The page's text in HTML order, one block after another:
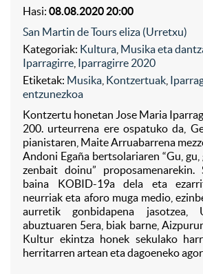
Hasi: 08.08.2020 20:00
San Martin de Tours eliza (Urretxu)
Kategoriak: Kultura Musika eta
Iparragirre Iparragirre 2020
Etiketak: Musika Kontzertuak
entzunezkoa
Kontzertu honetan Jose Maria
200. urteurrena ere ospatuko da,
pianistaren, Maite Arruabarrena
Andoni Egaña bertsolariaren “Gu,
zenbait doinu”
baina KOBID-19a dela eta
neurriak eta aforo muga medio,
aurretik gonbidapena jasotzea,
abuztuaren 5era, biak barne,
Kultur ekintza honek sekulako
herritarren artean eta dagoeneko